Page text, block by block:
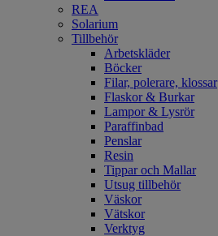
REA
Solarium
Tillbehör
Arbetskläder
Böcker
Filar, polerare, klossar
Flaskor & Burkar
Lampor & Lysrör
Paraffinbad
Penslar
Resin
Tippar och Mallar
Utsug tillbehör
Väskor
Vätskor
Verktyg